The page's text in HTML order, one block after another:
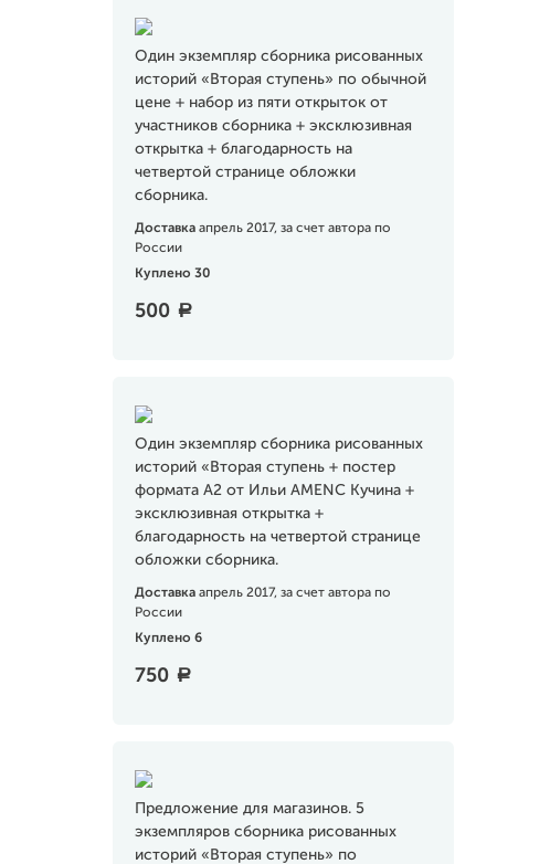
Один экземпляр сборника рисованных
историй «Вторая ступень» по обычной
цене + набор из пяти открыток от
участников сборника + эксклюзивная
открытка + благодарность на
четвертой странице обложки
сборника.
Доставка апрель 2017, за счет автора по
России
Куплено 30
500 a
Один экземпляр сборника рисованных
историй «Вторая ступень + постер
формата А2 от Ильи AMENC Кучина +
эксклюзивная открытка +
благодарность на четвертой странице
обложки сборника.
Доставка апрель 2017, за счет автора по
России
Куплено 6
750 a
Предложение для магазинов. 5
экземпляров сборника рисованных
историй «Вторая ступень» по